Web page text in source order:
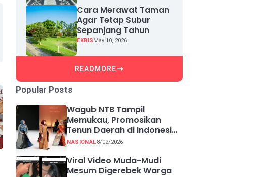
Cara Merawat Taman
Agar Tetap Subur
Sepanjang Tahun
EKBISMay 10, 2026
READMORE
Popular Posts
Wagub NTB Tampil
Memukau, Promosikan
Tenun Daerah di Indonesia
Fashion Week 2026
NASIONAL8/02/2026
Viral Video Muda-Mudi
Mesum Digerebek Warga